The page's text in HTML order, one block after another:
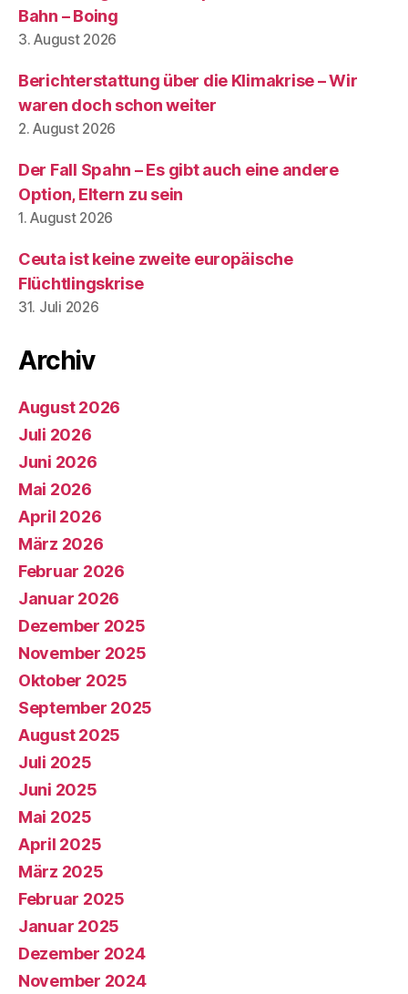
Bahn – Boing
3. August 2026
Berichterstattung über die Klimakrise – Wir
waren doch schon weiter
2. August 2026
Der Fall Spahn – Es gibt auch eine andere
Option, Eltern zu sein
1. August 2026
Ceuta ist keine zweite europäische
Flüchtlingskrise
31. Juli 2026
Archiv
August 2026
Juli 2026
Juni 2026
Mai 2026
April 2026
März 2026
Februar 2026
Januar 2026
Dezember 2025
November 2025
Oktober 2025
September 2025
August 2025
Juli 2025
Juni 2025
Mai 2025
April 2025
März 2025
Februar 2025
Januar 2025
Dezember 2024
November 2024